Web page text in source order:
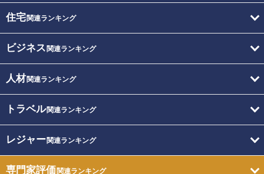
住宅関連ランキング
ビジネス 関連ランキング
人材関連ランキング
トラベル関連ランキング
レジャー関連ランキング
専門家評価関連ランキング